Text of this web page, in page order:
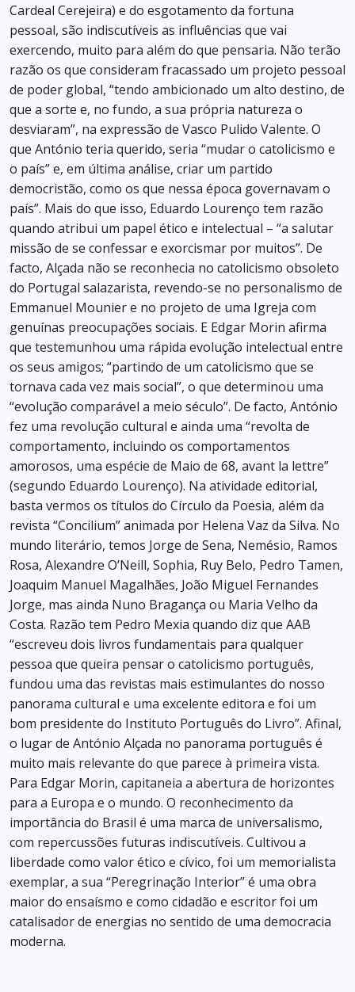
Cardeal Cerejeira) e do esgotamento da fortuna
pessoal, são indiscutíveis as influências que vai
exercendo, muito para além do que pensaria. Não terão
razão os que consideram fracassado um projeto pessoal
de poder global, “tendo ambicionado um alto destino, de
que a sorte e, no fundo, a sua própria natureza o
desviaram”, na expressão de Vasco Pulido Valente. O
que António teria querido, seria “mudar o catolicismo e
o país” e, em última análise, criar um partido
democristão, como os que nessa época governavam o
país”. Mais do que isso, Eduardo Lourenço tem razão
quando atribui um papel ético e intelectual – “a salutar
missão de se confessar e exorcismar por muitos”. De
facto, Alçada não se reconhecia no catolicismo obsoleto
do Portugal salazarista, revendo-se no personalismo de
Emmanuel Mounier e no projeto de uma Igreja com
genuínas preocupações sociais. E Edgar Morin afirma
que testemunhou uma rápida evolução intelectual entre
os seus amigos; “partindo de um catolicismo que se
tornava cada vez mais social”, o que determinou uma
“evolução comparável a meio século”. De facto, António
fez uma revolução cultural e ainda uma “revolta de
comportamento, incluindo os comportamentos
amorosos, uma espécie de Maio de 68, avant la lettre”
(segundo Eduardo Lourenço). Na atividade editorial,
basta vermos os títulos do Círculo da Poesia, além da
revista “Concilium” animada por Helena Vaz da Silva. No
mundo literário, temos Jorge de Sena, Nemésio, Ramos
Rosa, Alexandre O’Neill, Sophia, Ruy Belo, Pedro Tamen,
Joaquim Manuel Magalhães, João Miguel Fernandes
Jorge, mas ainda Nuno Bragança ou Maria Velho da
Costa. Razão tem Pedro Mexia quando diz que AAB
“escreveu dois livros fundamentais para qualquer
pessoa que queira pensar o catolicismo português,
fundou uma das revistas mais estimulantes do nosso
panorama cultural e uma excelente editora e foi um
bom presidente do Instituto Português do Livro”. Afinal,
o lugar de António Alçada no panorama português é
muito mais relevante do que parece à primeira vista.
Para Edgar Morin, capitaneia a abertura de horizontes
para a Europa e o mundo. O reconhecimento da
importância do Brasil é uma marca de universalismo,
com repercussões futuras indiscutíveis. Cultivou a
liberdade como valor ético e cívico, foi um memorialista
exemplar, a sua “Peregrinação Interior” é uma obra
maior do ensaísmo e como cidadão e escritor foi um
catalisador de energias no sentido de uma democracia
moderna.